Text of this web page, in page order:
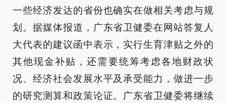
一些经济发达的省份也确实在做相关考虑与规
划。据媒体报道，广东省卫健委在网站答复人
大代表的建议函中表示，实行生育津贴之外的
其他现金补贴，还需要统筹考虑各地财政状
况、经济社会发展水平及承受能力，做进一步
的研究测算和政策论证。广东省卫健委将继续